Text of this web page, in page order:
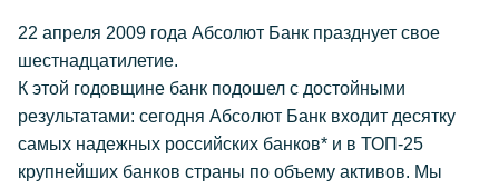
22 апреля 2009 года Абсолют Банк празднует свое
шестнадцатилетие.
К этой годовщине банк подошел с достойными
результатами: сегодня Абсолют Банк входит десятку
самых надежных российских банков* и в ТОП-25
крупнейших банков страны по объему активов. Мы